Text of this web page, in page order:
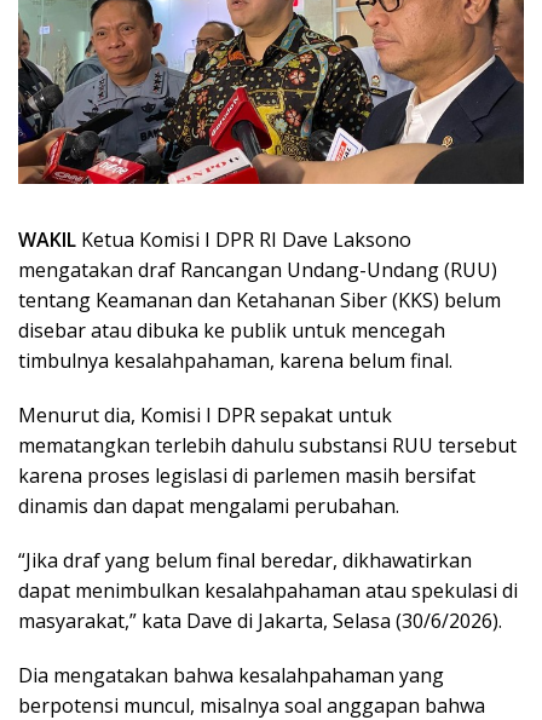
WAKIL Ketua Komisi I DPR RI Dave Laksono
mengatakan draf Rancangan Undang-Undang (RUU)
tentang Keamanan dan Ketahanan Siber (KKS) belum
disebar atau dibuka ke publik untuk mencegah
timbulnya kesalahpahaman, karena belum final.
Menurut dia, Komisi I DPR sepakat untuk
mematangkan terlebih dahulu substansi RUU tersebut
karena proses legislasi di parlemen masih bersifat
dinamis dan dapat mengalami perubahan.
“Jika draf yang belum final beredar, dikhawatirkan
dapat menimbulkan kesalahpahaman atau spekulasi di
masyarakat,” kata Dave di Jakarta, Selasa (30/6/2026).
Dia mengatakan bahwa kesalahpahaman yang
berpotensi muncul, misalnya soal anggapan bahwa